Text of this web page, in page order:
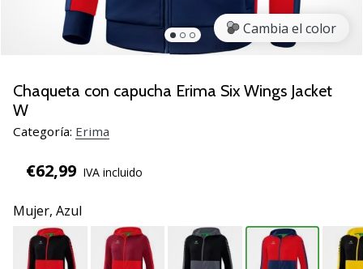
voleibol
Navidad
para
jugadores
de
¡Nuestros
te
ayudarán
elegir
Cambia el color
Chaqueta con capucha Erima Six Wings Jacket
W
Categoría: Erima
€62,99 IVA incluido
Mujer, Azul